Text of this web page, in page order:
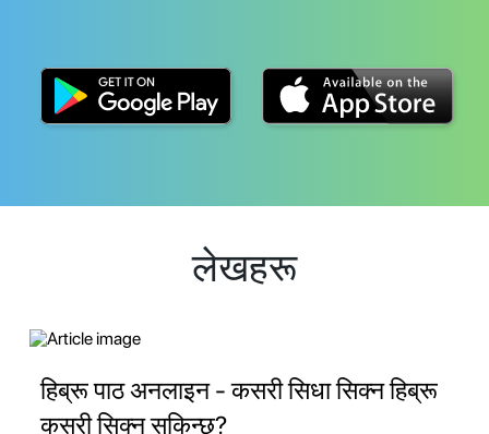
लेखहरू
हिब्रू पाठ अनलाइन - कसरी सिधा सिक्न हिब्रू
कसरी सिक्न सकिन्छ?